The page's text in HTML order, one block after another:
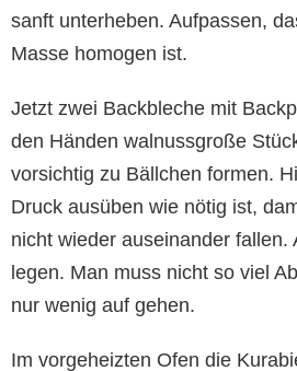
sanft unterheben. Aufpassen,
Masse homogen ist.
Jetzt zwei Backbleche mit
den Händen walnussgroße
vorsichtig zu Bällchen formen.
Druck ausüben wie nötig ist,
nicht wieder auseinander fallen.
legen. Man muss nicht so viel
nur wenig auf gehen.
Im vorgeheizten Ofen die